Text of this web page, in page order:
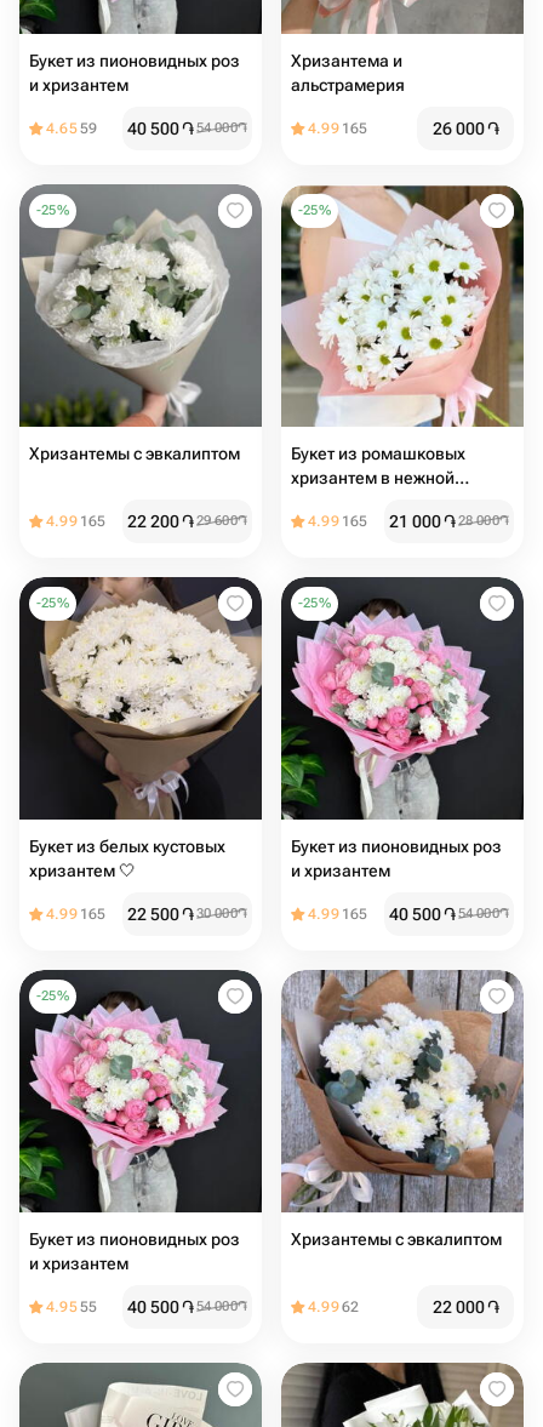
Букет из пионовидных роз
и хризантем
4.6559 40 500֏54 000֏
Хризантема и
альстрамерия
4.99 165 26 000֏
-25%
Хризантемы с эвкалиптом️
4.99 165 22 200֏29 600֏
-25%
Букет из ромашковых
хризантем в нежной
4.99 165 21 000֏28 000֏
-25%
Букет из белых кустовых
хризантем 🤍
4.99 165 22 500֏30 000֏
-25%
Букет из пионовидных роз
и хризантем
4.99 165 40 500֏54 000֏
-25%
Букет из пионовидных роз
и хризантем
4.9555 40 500֏54 000֏
Хризантемы с эвкалиптом
4.9962 22 000֏